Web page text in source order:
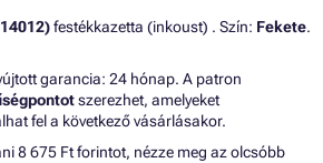
festékkazetta (inkoust) . Szín: Fekete.
garancia: 24 hónap. A patron
szerezhet, amelyeket
fel a következő vásárlásakor.
8 675 Ft forintot, nézze meg az olcsóbb